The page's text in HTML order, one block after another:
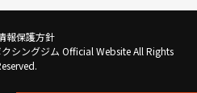
報保護方針
シングジム Official Website All Rights